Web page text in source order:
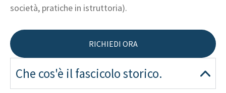
società, pratiche in istruttoria).
RICHIEDI ORA
Che cos'è il fascicolo storico.